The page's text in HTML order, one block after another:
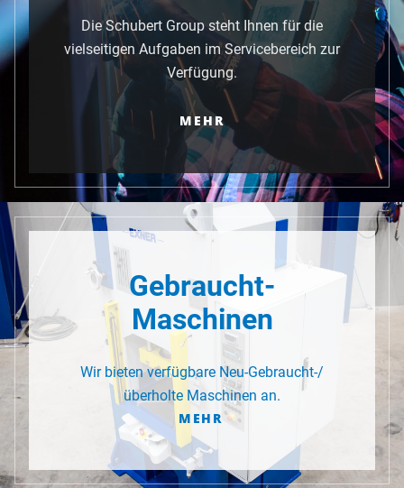
Die Schubert Group steht Ihnen für die
vielseitigen Aufgaben im Servicebereich zur
Verfügung.
MEHR
Gebraucht-
Maschinen
Wir bieten verfügbare Neu-Gebraucht-/
überholte Maschinen an.
MEHR